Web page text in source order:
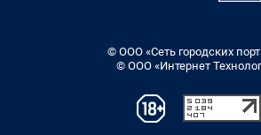
© ООО «Сеть городских
© ООО «Интернет